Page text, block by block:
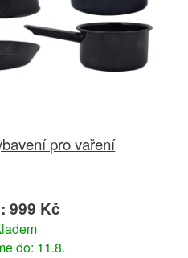
pro vaření
999 Kč
do: 11.8.